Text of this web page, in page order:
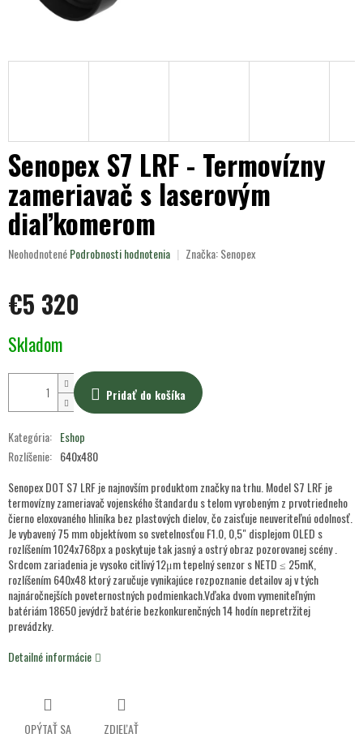
Senopex S7 LRF - Termovízny
zameriavač s laserovým
diaľkomerom
Priemerné
je
0,0
5
NeohodnotenéPodrobnosti hodnotenia Značka:Senopex
€5 320
cena:
Skladom
Pridať do košíka
Kategória: Eshop
Rozlíšenie: 640x480
Senopex DOT S7 LRF je najnovším produktom značky na trhu. Model S7 LRF je
termovízny zameriavač vojenského štandardu s telom vyrobeným z prvotriedneho
čierno eloxovaného hliníka bez plastových dielov, čo zaisťuje neuveriteľnú odolnosť.
Je vybavený 75 mm objektívom so svetelnosťou F1.0, 0,5" displejom OLED s
rozlíšením 1024x768px a poskytuje tak jasný a ostrý obraz pozorovanej scény .
Srdcom zariadenia je vysoko citlivý 12μm tepelný senzor s NETD ≤ 25mK,
rozlíšením 640x48 ktorý zaručuje vynikajúce rozpoznanie detailov aj v tých
najnáročnejších poveternostných podmienkach.Vďaka dvom vymeniteľným
batériám 18650 jevýdrž batérie bezkonkurenčných 14 hodín nepretržitej
prevádzky.
Detailné informácie
OPÝTAŤ SA ZDIEĽAŤ